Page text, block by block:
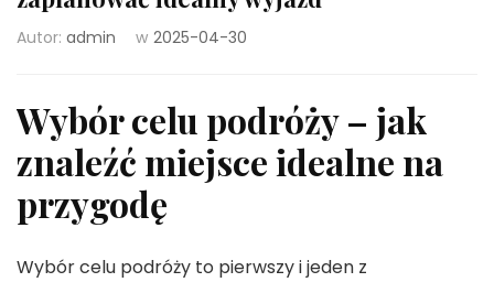
Autor: admin w 2025-04-30
Wybór celu podróży – jak
znaleźć miejsce idealne na
przygodę
Wybór celu podróży to pierwszy i jeden z